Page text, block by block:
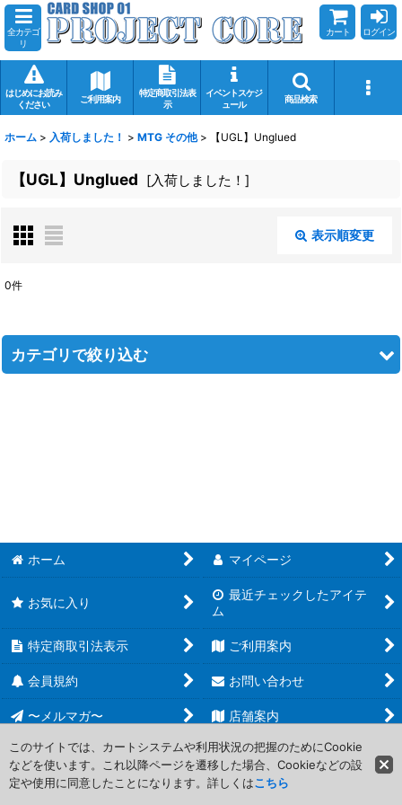
全カテゴ
リ
カート ログイン
はじめにお読み
ください
ご利用案内
特定商取引法表
示
イベントスケジ
ュール
商品検索
ホーム > 入荷しました！ > MTG その他 > 【UGL】Unglued
【UGL】Unglued [入荷しました！ ]
表示順変更
在庫あり
0件
カテゴリで絞り込む
【UST】Unstable
【UNH】Unhinged
Masterpiece Series
【V17】From the Vault:Transform
【V16】From the Vault:Lore
【V15】From the Vault:Angels
ホーム マイページ
お気に入り
最近チェックしたアイテ
ム
特定商取引法表示 ご利用案内
会員規約 お問い合わせ
〜メルマガ〜 店舗案内
Copyright (C) 2006-2017 PROJECT CORE Corporation. All Rights
Reserved.
このサイトでは、カートシステムや利用状況の把握のためにCookie
などを使います。これ以降ページを遷移した場合、Cookieなどの設
定や使用に同意したことになります。詳しくはこちら